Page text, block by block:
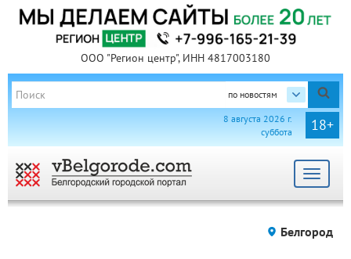
ООО "Регион центр", ИНН 4817003180
по новостям
18+
8 августа 2026 г.
суббота
Toggle
Белгород